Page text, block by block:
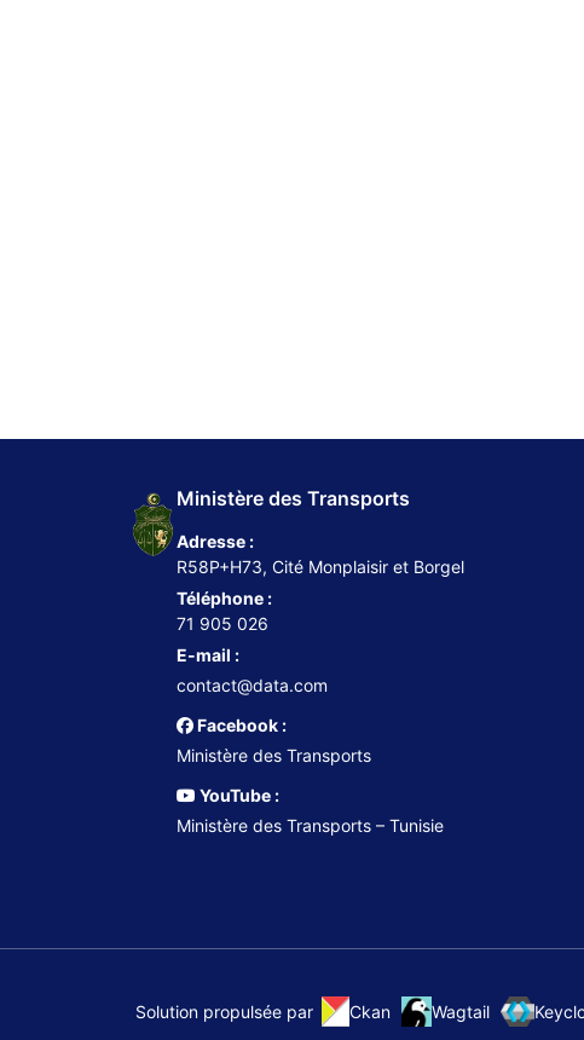
Ministère des Transports
Adresse :
R58P+H73, Cité Monplaisir et Borgel
Téléphone :
71 905 026
E-mail :
contact@data.com
Facebook :
Ministère des Transports
YouTube :
Ministère des Transports – Tunisie
Solution propulsée par Ckan Wagtail